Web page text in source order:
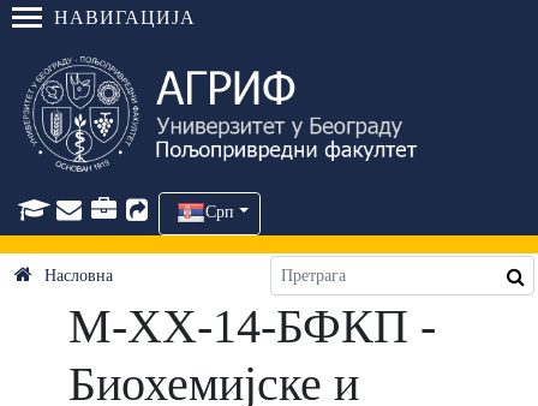
НАВИГАЦИЈА
Срп
Насловна
М-ХХ-14-БФКП -
Биохемијске и